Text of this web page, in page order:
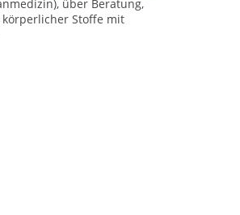
über Beratung,
Stoffe mit